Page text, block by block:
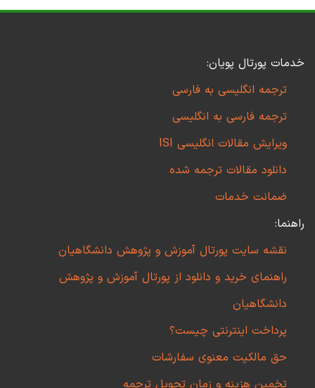
خدمات پورتال پویان:
ترجمه انگلیسی به فارسی
ترجمه فارسی به انگلیسی
ویرایش مقالات انگلیسی ISI
دانلود مقالات ترجمه شده
ضمانت خدمات
راهنما:
نقشه سایت پورتال آموزش و پژوهش دانشگاهیان
راهنمای خرید و دانلود از پورتال آموزش و پژوهش
دانشگاهیان
پرداخت اینترنتی چیست؟
حق مالکیت معنوی سفارشات
تخمین هزینه و زمان تحویل ترجمه